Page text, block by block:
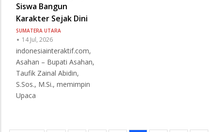
Siswa Bangun
Karakter Sejak Dini
SUMATERA UTARA
14 Jul, 2026
indonesiainteraktif.com,
Asahan – Bupati Asahan,
Taufik Zainal Abidin,
S.Sos., M.Si., memimpin
Upaca